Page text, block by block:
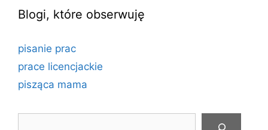
Blogi, które obserwuję
pisanie prac
prace licencjackie
pisząca mama